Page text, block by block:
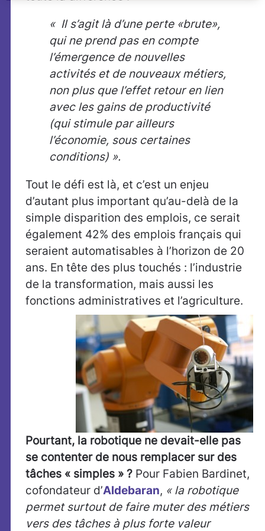
« Il s’agit là d’une perte «brute»,
qui ne prend pas en compte
l’émergence de nouvelles
activités et de nouveaux métiers,
non plus que l’effet retour en lien
avec les gains de productivité
(qui stimule par ailleurs
l’économie, sous certaines
conditions) ».
Tout le défi est là, et c’est un enjeu
d’autant plus important qu’au-delà de la
simple disparition des emplois, ce serait
également 42% des emplois français qui
seraient automatisables à l’horizon de 20
ans. En tête des plus touchés : l’industrie
de la transformation, mais aussi les
fonctions administratives et l’agriculture.
Pourtant, la robotique ne devait-elle pas
se contenter de nous remplacer sur des
tâches « simples » ? Pour Fabien Bardinet,
cofondateur d’Aldebaran, « la robotique
permet surtout de faire muter des métiers
vers des tâches à plus forte valeur